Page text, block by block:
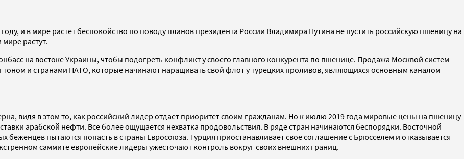
и в мире растет беспокойство по поводу планов президента России Владимира Путина не пустить российскую пшеницу на
растут.
на востоке Украины, чтобы подогреть конфликт у своего главного конкурента по пшенице. Продажа Москвой систем
и странами НАТО, которые начинают наращивать свой флот у турецких проливов, являющихся основным каналом
видя в этом то, как российский лидер отдает приоритет своим гражданам. Но к июлю 2019 года мировые цены на пшеницу
арабской нефти. Все более ощущается нехватка продовольствия. В ряде стран начинаются беспорядки. Восточной
пытаются попасть в страны Евросоюза. Турция приостанавливает свое соглашение с Брюсселем и отказывается
саммите европейские лидеры ужесточают контроль вокруг своих внешних границ.